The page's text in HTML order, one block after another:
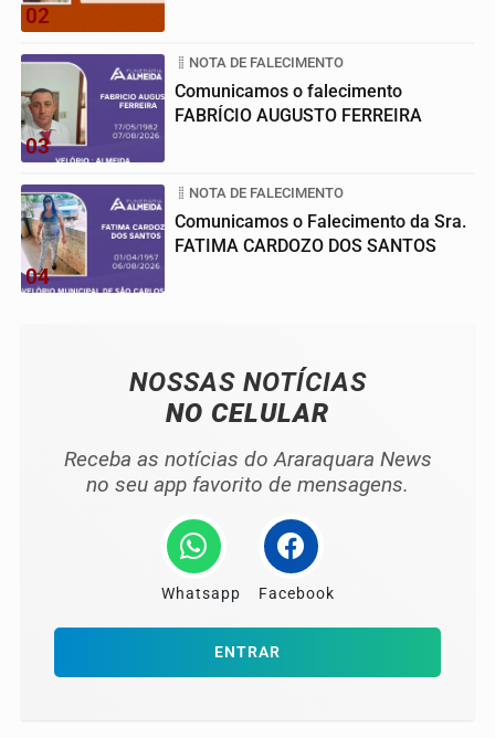
02
03
NOTA DE FALECIMENTO
Comunicamos o falecimento
FABRÍCIO AUGUSTO FERREIRA
04
NOTA DE FALECIMENTO
Comunicamos o Falecimento da Sra.
FATIMA CARDOZO DOS SANTOS
NOSSAS NOTÍCIAS
NO CELULAR
Receba as notícias do Araraquara News
no seu app favorito de mensagens.
Whatsapp Facebook
ENTRAR